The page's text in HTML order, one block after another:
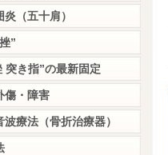
（五十肩）
”
突き指”の最新固定
傷・障害
療法（骨折治療器）